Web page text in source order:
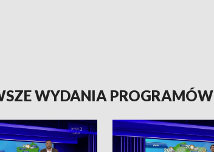
WYDANIA PROGRAMÓW